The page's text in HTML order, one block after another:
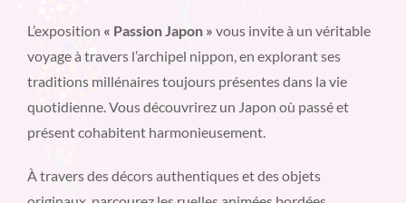
L’exposition « Passion Japon » vous invite à un véritable
voyage à travers l’archipel nippon, en explorant ses
traditions millénaires toujours présentes dans la vie
quotidienne. Vous découvrirez un Japon où passé et
présent cohabitent harmonieusement.
À travers des décors authentiques et des objets